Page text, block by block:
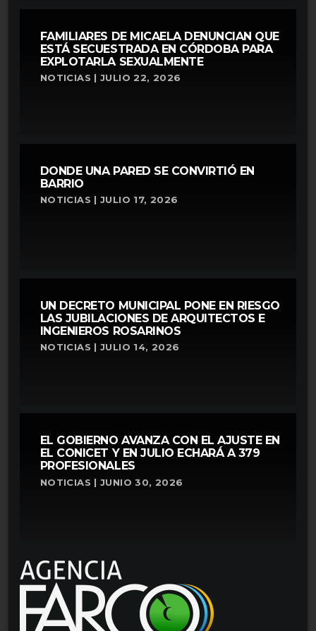
FAMILIARES DE MICAELA DENUNCIAN QUE
ESTÁ SECUESTRADA EN CÓRDOBA PARA
EXPLOTARLA SEXUALMENTE
NOTICIAS | JULIO 22, 2026
DONDE UNA PARED SE CONVIRTIÓ EN
BARRIO
NOTICIAS | JULIO 17, 2026
UN DECRETO MUNICIPAL PONE EN RIESGO
LAS JUBILACIONES DE ARQUITECTOS E
INGENIEROS ROSARINOS
NOTICIAS | JULIO 14, 2026
EL GOBIERNO AVANZA CON EL AJUSTE EN
EL CONICET Y EN JULIO ECHARÁ A 379
PROFESIONALES
NOTICIAS | JUNIO 30, 2026